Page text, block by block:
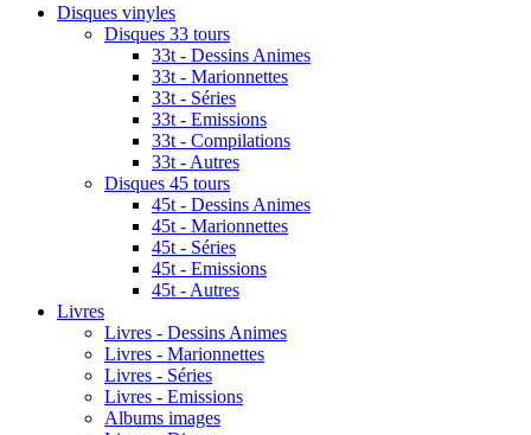
Disques vinyles
Disques 33 tours
33t - Dessins Animes
33t - Marionnettes
33t - Séries
33t - Emissions
33t - Compilations
33t - Autres
Disques 45 tours
45t - Dessins Animes
45t - Marionnettes
45t - Séries
45t - Emissions
45t - Autres
Livres
Livres - Dessins Animes
Livres - Marionnettes
Livres - Séries
Livres - Emissions
Albums images